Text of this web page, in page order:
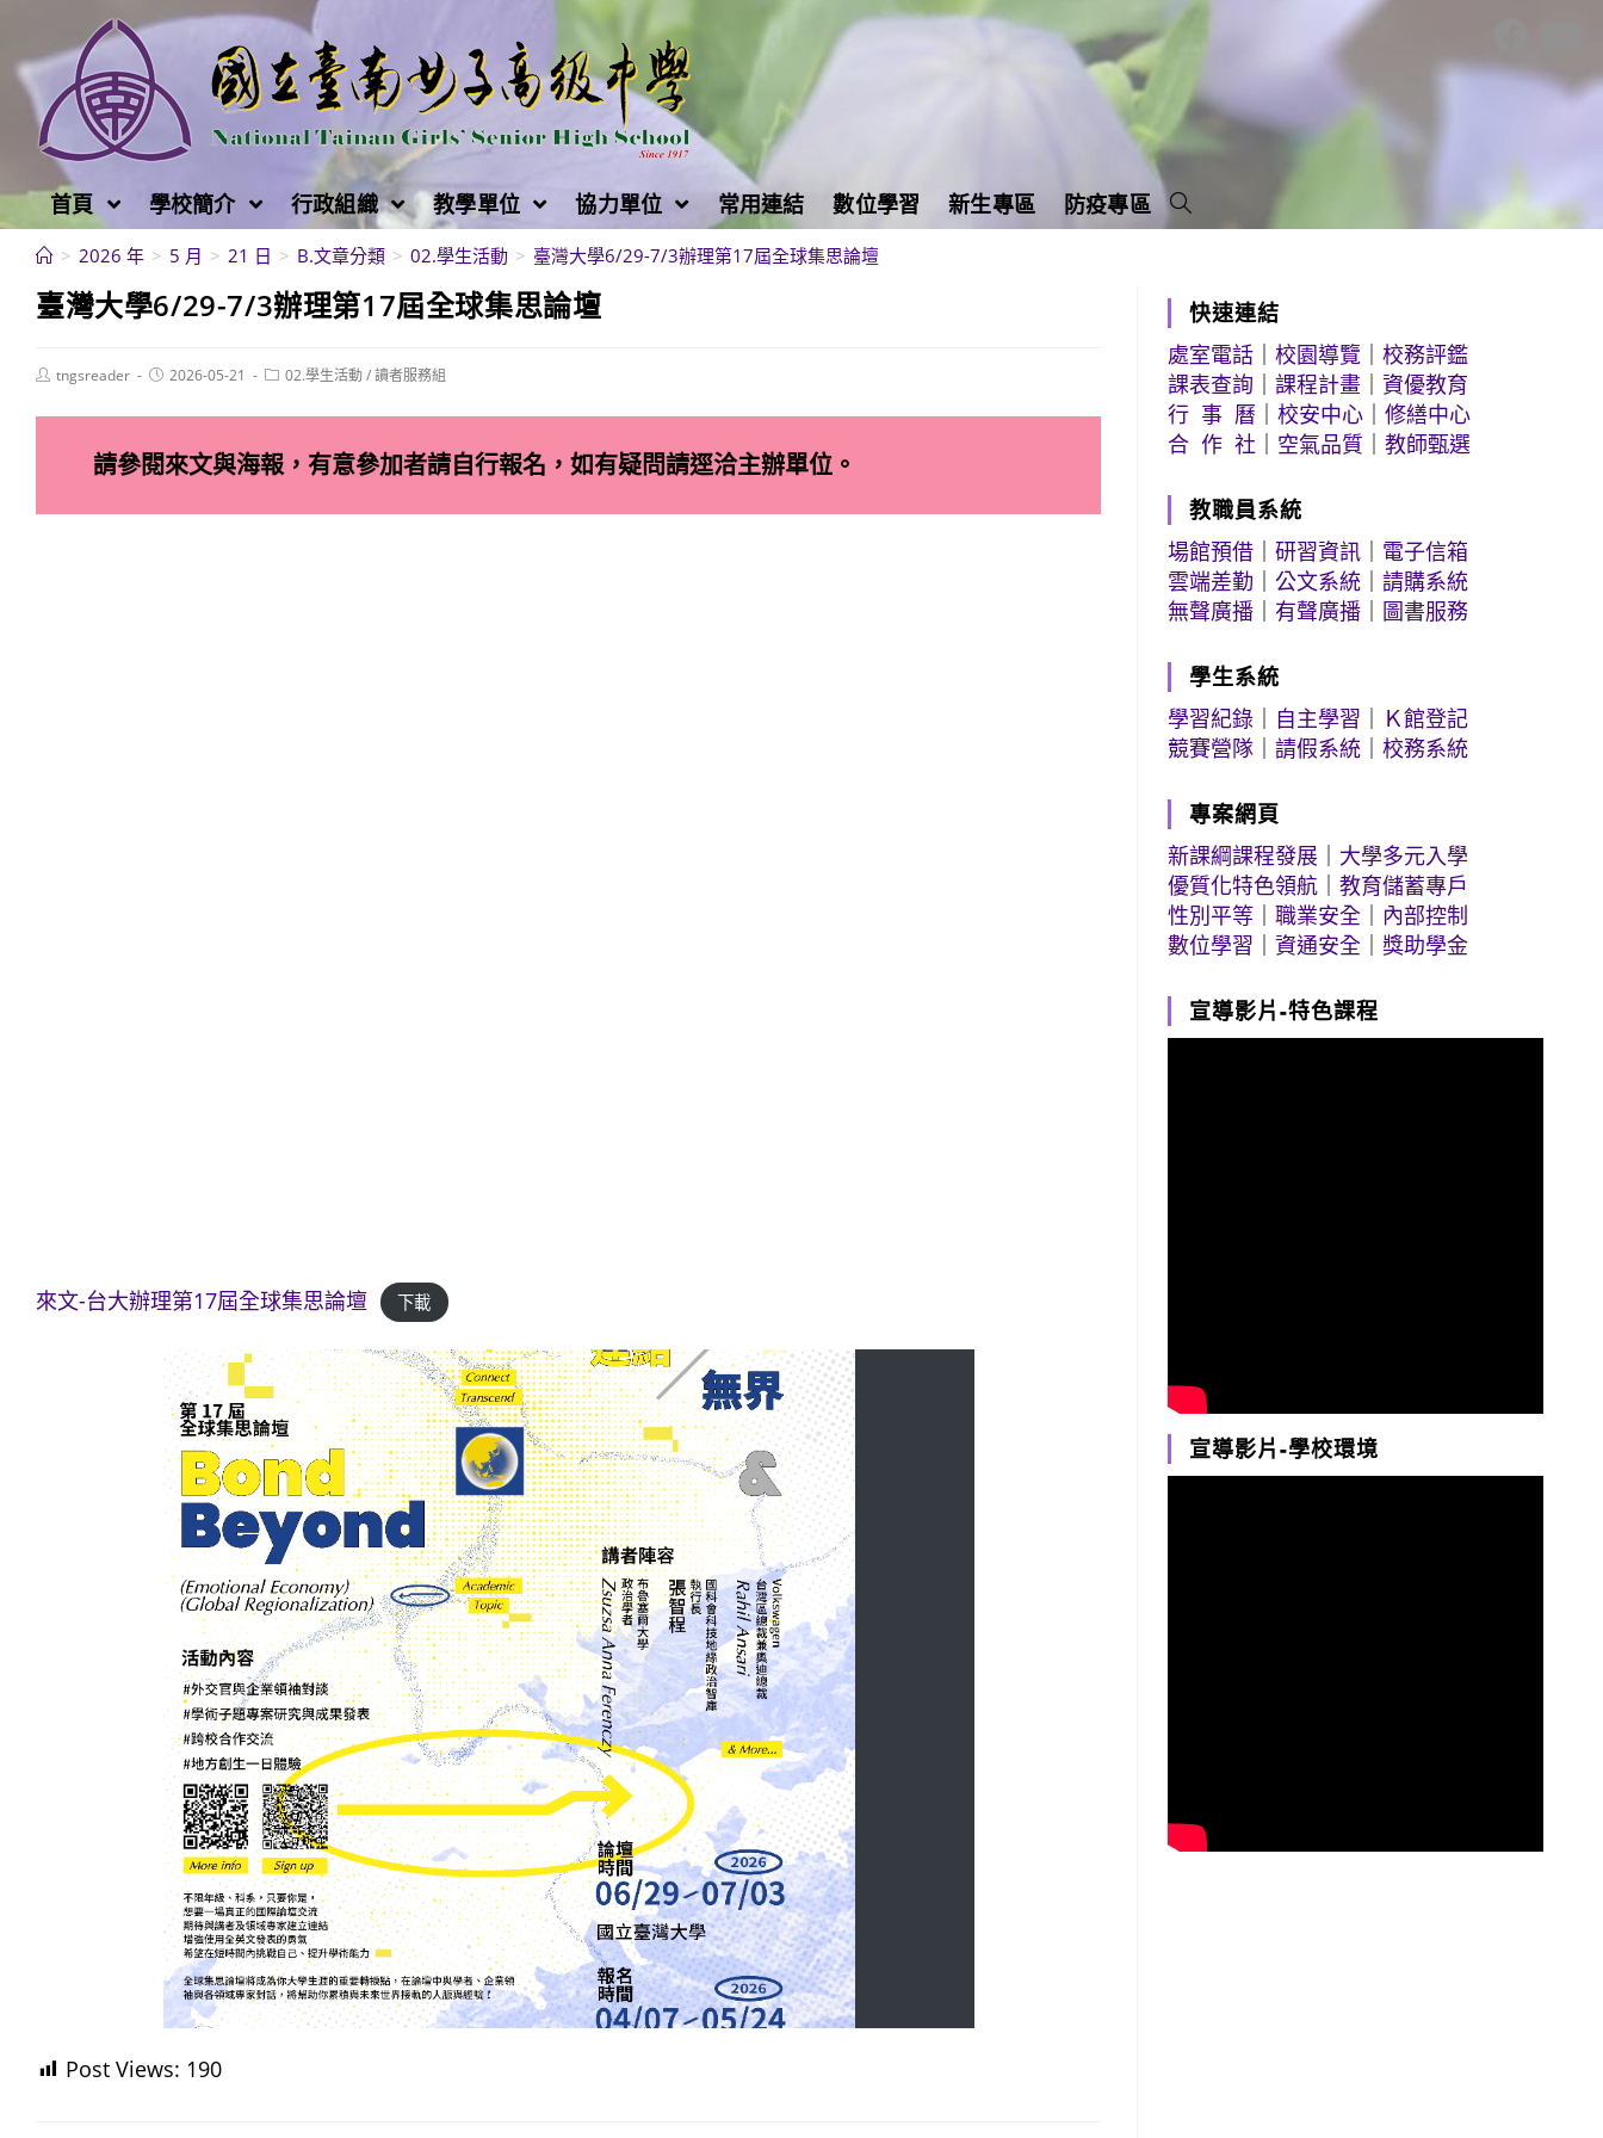
至
容
首頁 學校簡介 行政組織 教學單位 協力單位 常用連結 數位學習 新生專區 防疫專區
> 2026 年 > 5 月 > 21 日 > B.文章分類 > 02.學生活動 > 臺灣大學6/29-7/3辦理第17屆全球集思論壇
臺灣大學6/29-7/3辦理第17屆全球集思論壇
Posttngsreader
Post2026-05-21
Post02.學生活動/讀者服務組
請參閱來文與海報，有意參加者請自行報名，如有疑問請逕洽主辦單位。
來文-台大辦理第17屆全球集思論壇 下載
Post Views: 190
快速連結
處室電話 ｜校園導覽 ｜校務評鑑
課表查詢 ｜課程計畫 ｜資優教育
行 事 曆 ｜校安中心 ｜修繕中心
合 作 社
空氣品質 ｜教師甄選
教職員系統
場館預借 ｜研習資訊
電子信箱
雲端差勤 ｜公文系統 ｜請購系統
無聲廣播
有聲廣播 圖書服務
學生系統
學習紀錄
自主學習
Ｋ館登記
競賽營隊 ｜請假系統 ｜校務系統
專案網頁
新課綱課程發展
大學多元入學
優質化特色領航 ｜教育儲蓄專戶
性別平等 ｜職業安全
內部控制
數位學習 ｜資通安全 ｜獎助學金
宣導影片-特色課程
宣導影片-學校環境